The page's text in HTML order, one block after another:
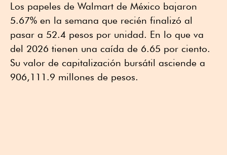
Los papeles de Walmart de México bajaron
5.67% en la semana que recién finalizó al
pasar a 52.4 pesos por unidad. En lo que va
del 2026 tienen una caída de 6.65 por ciento.
Su valor de capitalización bursátil asciende a
906,111.9 millones de pesos.